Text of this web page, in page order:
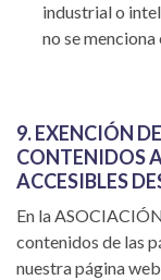
industrial o
no se
9. EXENCIÓN
CONTENIDOS
ACCESIBLES
En la
contenidos de las
nuestra página